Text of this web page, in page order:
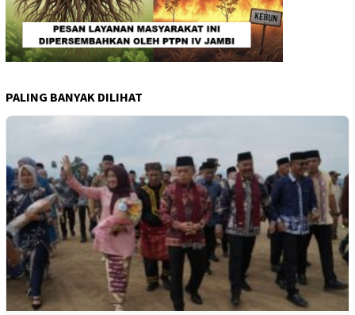
PALING BANYAK DILIHAT